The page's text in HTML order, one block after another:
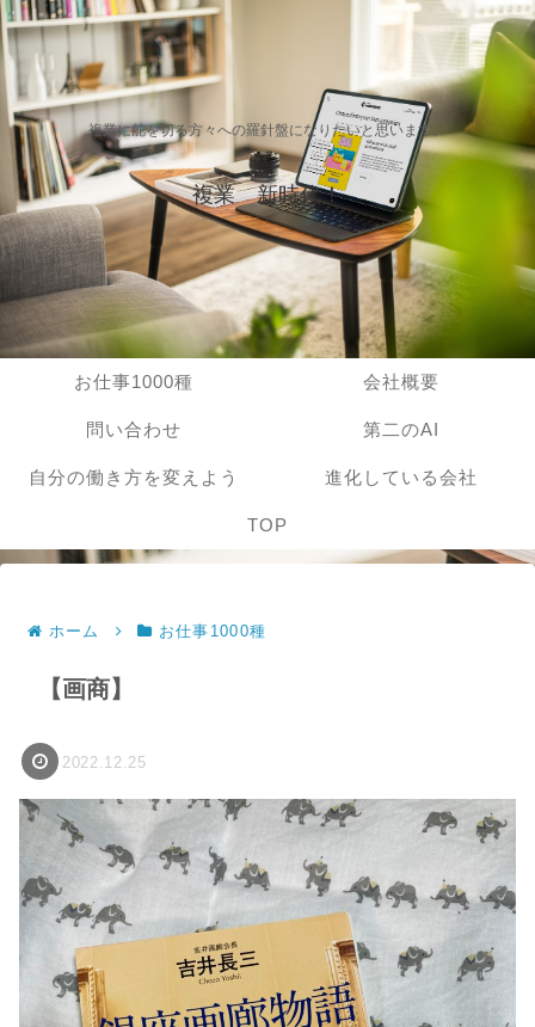
複業に舵を切る方々への羅針盤になりたいと思います。
複業 新時代！
お仕事1000種 会社概要
問い合わせ 第二のAI
自分の働き方を変えよう 進化している会社
TOP
ホーム お仕事1000種
【画商】
2022.12.25